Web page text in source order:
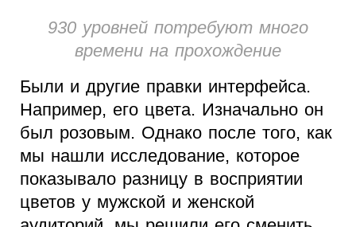
930 уровней потребуют много
времени на прохождение
Были и другие правки интерфейса.
Например, его цвета. Изначально он
был розовым. Однако после того, как
мы нашли исследование, которое
показывало разницу в восприятии
цветов у мужской и женской